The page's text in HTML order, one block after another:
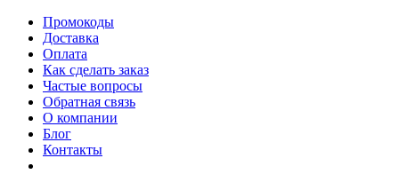
Промокоды
Доставка
Оплата
Как сделать заказ
Частые вопросы
Обратная связь
О компании
Блог
Контакты